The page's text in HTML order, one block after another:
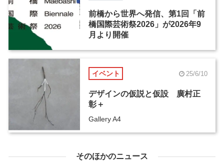
前橋から世界へ発信、第1回「前
橋国際芸術祭2026」が2026年9
月より開催
イベント 25/6/10
デザインの仮説と仮設 廣村正
彰＋
Gallery A4
そのほかのニュース